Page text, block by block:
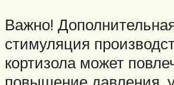
Важно!
стимуляция
кортизола может
повышение давления,